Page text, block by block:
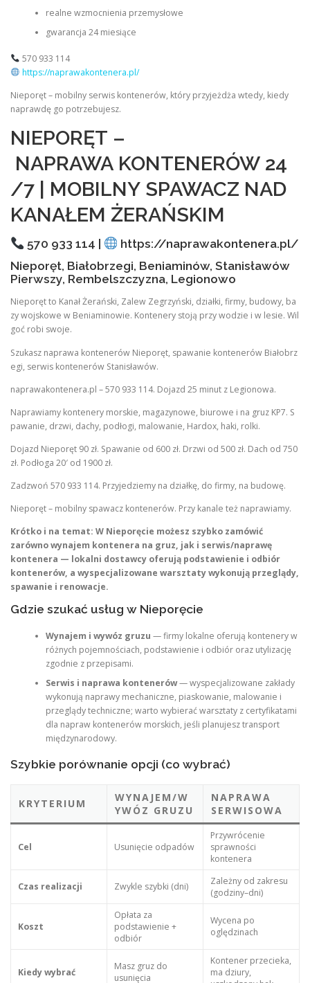
realne wzmocnienia przemysłowe
gwarancja 24 miesiące
570 933 114
https://naprawakontenera.pl/
Nieporęt – mobilny serwis kontenerów, który przyjeżdża wtedy, kiedy
naprawdę go potrzebujesz.
NIEPORĘT –
NAPRAWA KONTENERÓW 24
/7 | MOBILNY SPAWACZ NAD
KANAŁEM ŻERAŃSKIM
570 933 114 |
https://naprawakontenera.pl/
Nieporęt, Białobrzegi, Beniaminów, Stanisławów
Pierwszy, Rembelszczyzna, Legionowo
Nieporęt to Kanał Żerański, Zalew Zegrzyński, działki, firmy, budowy, ba
zy wojskowe w Beniaminowie. Kontenery stoją przy wodzie i w lesie. Wil
goć robi swoje.
Szukasz naprawa kontenerów Nieporęt, spawanie kontenerów Białobrz
egi, serwis kontenerów Stanisławów.
naprawakontenera.pl – 570 933 114. Dojazd 25 minut z Legionowa.
Naprawiamy kontenery morskie, magazynowe, biurowe i na gruz KP7. S
pawanie, drzwi, dachy, podłogi, malowanie, Hardox, haki, rolki.
Dojazd Nieporęt 90 zł. Spawanie od 600 zł. Drzwi od 500 zł. Dach od 750
zł. Podłoga 20′ od 1900 zł.
Zadzwoń 570 933 114. Przyjedziemy na działkę, do firmy, na budowę.
Nieporęt – mobilny spawacz kontenerów. Przy kanale też naprawiamy.
Krótko i na temat: W Nieporęcie możesz szybko zamówić
zarówno wynajem kontenera na gruz, jak i serwis/naprawę
kontenera — lokalni dostawcy oferują podstawienie i odbiór
kontenerów, a wyspecjalizowane warsztaty wykonują przeglądy,
spawanie i renowacje.
Gdzie szukać usług w Nieporęcie
Wynajem i wywóz gruzu — firmy lokalne oferują kontenery w
różnych pojemnościach, podstawienie i odbiór oraz utylizację
zgodnie z przepisami.
Serwis i naprawa kontenerów— wyspecjalizowane zakłady
wykonują naprawy mechaniczne, piaskowanie, malowanie i
przeglądy techniczne; warto wybierać warsztaty z certyfikatami
dla napraw kontenerów morskich, jeśli planujesz transport
międzynarodowy.
Szybkie porównanie opcji (co wybrać)
KRYTERIUM
WYNAJEM/W
YWÓZ GRUZU
NAPRAWA
SERWISOWA
Cel Usunięcie odpadów
Przywrócenie
sprawności
kontenera
Czas realizacji Zwykle szybki (dni)
Zależny od zakresu
(godziny–dni)
Koszt
Opłata za
podstawienie +
odbiór
Wycena po
oględzinach
Kiedy wybrać
Masz gruz do
usunięcia
Kontener przecieka,
ma dziury,